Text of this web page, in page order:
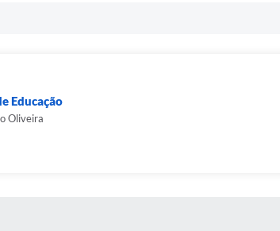
Educação
Oliveira